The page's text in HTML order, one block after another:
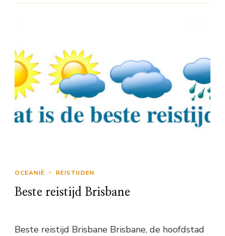
OCEANIË REISTIJDEN
Beste reistijd Brisbane
Beste reistijd Brisbane Brisbane, de hoofdstad